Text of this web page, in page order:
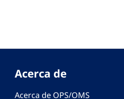
Acerca de
Acerca de OPS/OMS